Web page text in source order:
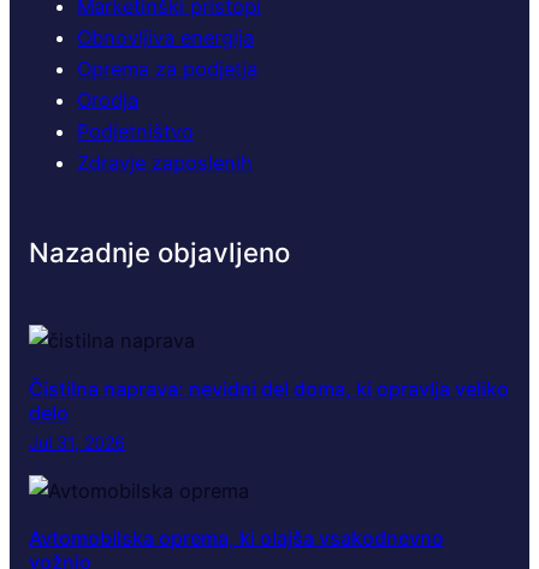
Marketinški pristopi
Obnovljiva energija
Oprema za podjetja
Orodja
Podjetništvo
Zdravje zaposlenih
Nazadnje objavljeno
Čistilna naprava: nevidni del doma, ki opravlja veliko
delo
Jul 31, 2026
Avtomobilska oprema, ki olajša vsakodnevno
vožnjo